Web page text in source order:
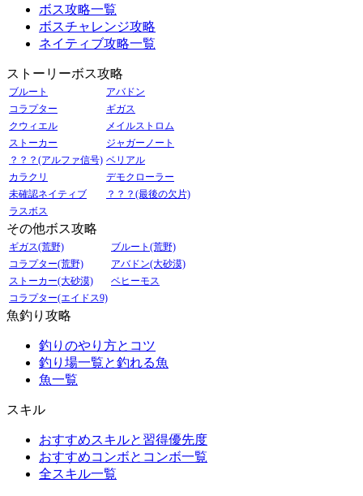
ボス攻略一覧
ボスチャレンジ攻略
ネイティブ攻略一覧
ストーリーボス攻略
ブルート
アバドン
コラプター
ギガス
クウィエル
メイルストロム
ストーカー
ジャガーノート
？？？(アルファ信号) ベリアル
カラクリ
デモクローラー
未確認ネイティブ
？？？(最後の欠片)
ラスボス
その他ボス攻略
ギガス(荒野)
ブルート(荒野)
コラプター(荒野)
アバドン(大砂漠)
ストーカー(大砂漠)
ベヒーモス
コラプター(エイドス9)
魚釣り攻略
釣りのやり方とコツ
釣り場一覧と釣れる魚
魚一覧
スキル
おすすめスキルと習得優先度
おすすめコンボとコンボ一覧
全スキル一覧